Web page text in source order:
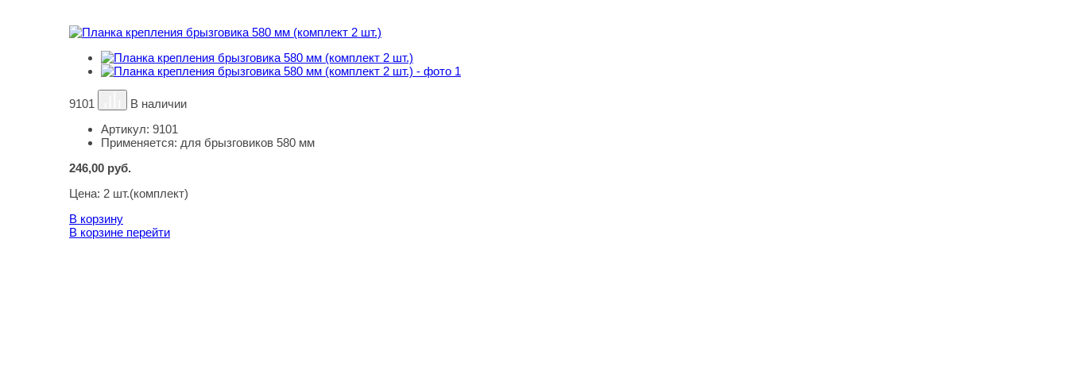
9101
В наличии
Артикул: 9101
Применяется: для брызговиков 580 мм
246,00 руб.
Цена: 2 шт.(комплект)
В корзину
В корзине перейти